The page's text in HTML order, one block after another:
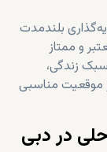
بلندمدت
و ممتاز
زندگی،
موقعیت مناسبی
در دبی